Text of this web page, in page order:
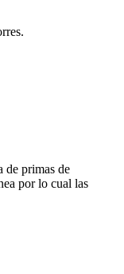
de primas de
por lo cual las